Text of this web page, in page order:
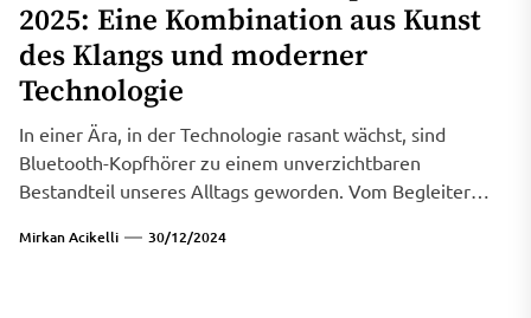
2025: Eine Kombination aus Kunst
des Klangs und moderner
Technologie
In einer Ära, in der Technologie rasant wächst, sind
Bluetooth-Kopfhörer zu einem unverzichtbaren
Bestandteil unseres Alltags geworden. Vom Begleiter
Mirkan Acikelli 30/12/2024